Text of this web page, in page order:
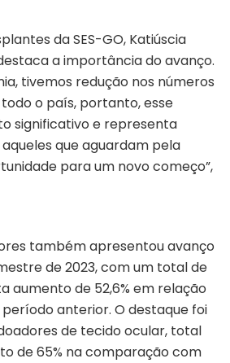
da SES-GO, Katiúscia
a importância do avanço.
tivemos redução nos números
o país, portanto, esse
significativo e representa
que aguardam pela
para um novo começo”,
também apresentou avanço
de 2023, com um total de
aumento de 52,6% em relação
período anterior. O destaque foi
de tecido ocular, total
de 65% na comparação com